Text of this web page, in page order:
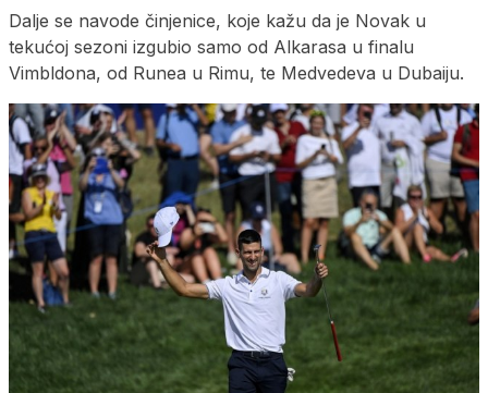
Dalje se navode činjenice, koje kažu da je Novak u
tekućoj sezoni izgubio samo od Alkarasa u finalu
Vimbldona, od Runea u Rimu, te Medvedeva u Dubaiju.